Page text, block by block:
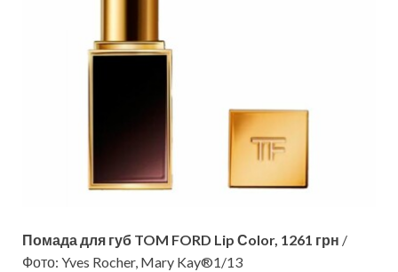
Помада для губ TOM FORD Lip Сolor, 1261 грн /
Фото: Yves Rocher, Mary Kay®1/13